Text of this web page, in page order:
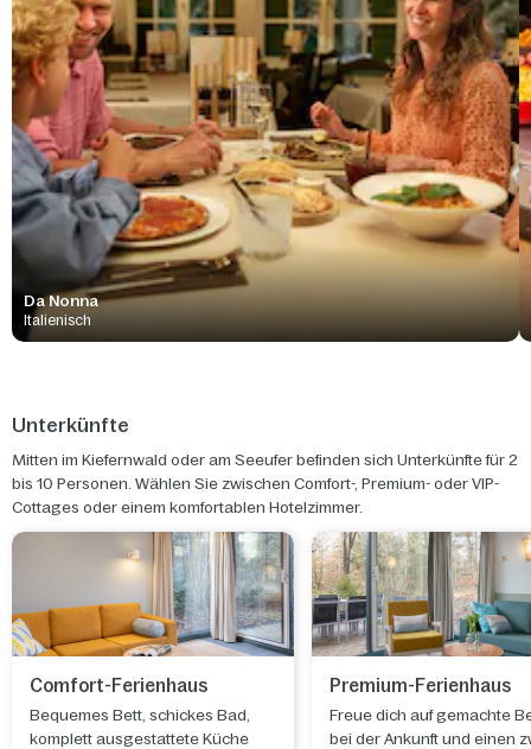
Da Nonna
Italienisch
Unterkünfte
Mitten im Kiefernwald oder am Seeufer befinden sich Unterkünfte für 2
bis 10 Personen. Wählen Sie zwischen Comfort-, Premium- oder VIP-
Cottages oder einem komfortablen Hotelzimmer.
Comfort-Ferienhaus
Bequemes Bett, schickes Bad,
komplett ausgestattete Küche
Premium-Ferienhaus
Freue dich auf gemachte
bei der Ankunft und einen